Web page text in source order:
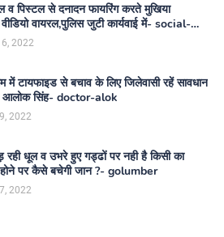
व पिस्टल से दनादन फायरिंग करते मुखिया
वीडियो वायरल,पुलिस जुटी कार्यवाई में- social-
2022
में टायफाइड से बचाव के लिए जिलेवासी रहें सावधान
आलोक सिंह- doctor-alok
2022
रही धूल व उभरे हुए गड्ढों पर नही है किसी का
होने पर कैसे बचेगी जान ?- golumber
2022